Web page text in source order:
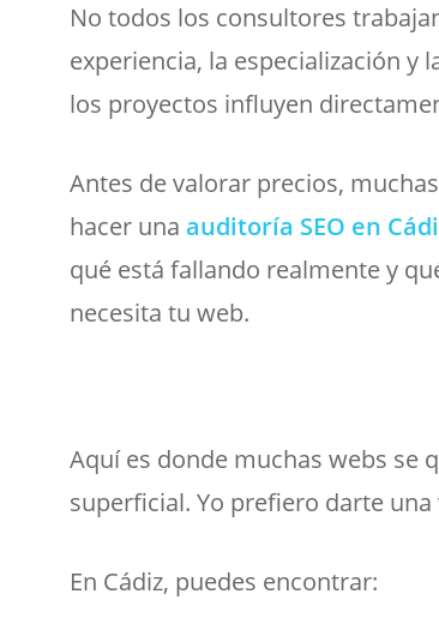
No todos los consultores
experiencia, la especialización y
los proyectos influyen
Antes de valorar precios,
hacer una auditoría SEO en
qué está fallando realmente y
necesita tu web.
Aquí es donde muchas webs se
superficial. Yo prefiero darte
En Cádiz, puedes encontrar: